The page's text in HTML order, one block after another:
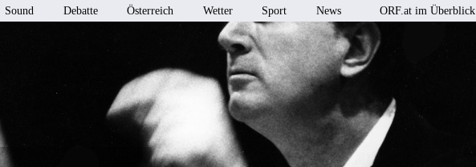
Sound Debatte Österreich Wetter Sport News ORF.at im Überblick